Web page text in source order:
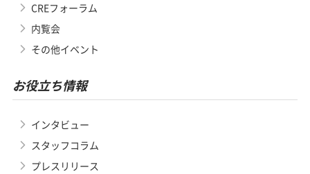
CREフォーラム
内覧会
その他イベント
お役立ち情報
インタビュー
スタッフコラム
プレスリリース